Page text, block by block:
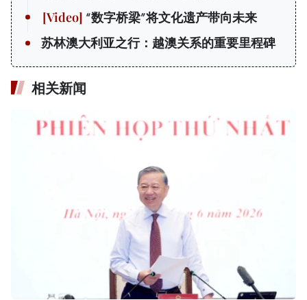
“数字桥梁”将文化遗产带向未来
苏林澳大利亚之行：越澳关系的重要里程碑
相关新闻